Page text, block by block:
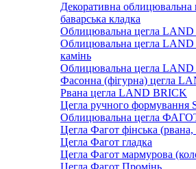
Декоративна
баварська кладка
Облицювальна цегла
Облицювальна цегла LAND
камінь
Облицювальна цегла LAND
Фасонна (фігурна) цегла
Рвана цегла LAND BRICK
Цегла ручного формування
Облицювальна цегла
Цегла Фагот фінська (рвана,
Цегла Фагот гладка
Цегла Фагот мармурова
Цегла Фагот Промінь